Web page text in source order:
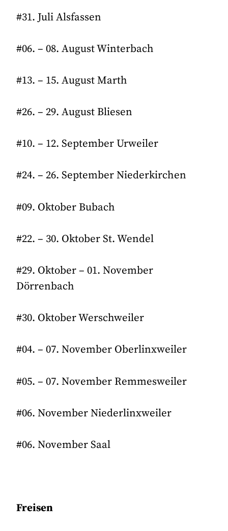
#31. Juli Alsfassen
#06. – 08. August Winterbach
#13. – 15. August Marth
#26. – 29. August Bliesen
#10. – 12. September Urweiler
#24. – 26. September Niederkirchen
#09. Oktober Bubach
#22. – 30. Oktober St. Wendel
#29. Oktober – 01. November
Dörrenbach
#30. Oktober Werschweiler
#04. – 07. November Oberlinxweiler
#05. – 07. November Remmesweiler
#06. November Niederlinxweiler
#06. November Saal
Freisen